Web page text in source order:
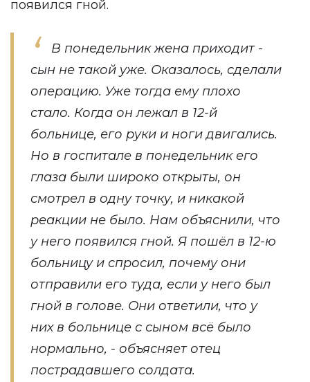
появился гной.
В понедельник жена приходит -
сын не такой уже. Оказалось, сделали
операцию. Уже тогда ему плохо
стало. Когда он лежал в 12-й
больнице, его руки и ноги двигались.
Но в госпитале в понедельник его
глаза были широко открыты, он
смотрел в одну точку, и никакой
реакции не было. Нам объяснили, что
у него появился гной. Я пошёл в 12-ю
больницу и спросил, почему они
отправили его туда, если у него был
гной в голове. Они ответили, что у
них в больнице с сыном всё было
нормально, - объясняет отец
пострадавшего солдата.